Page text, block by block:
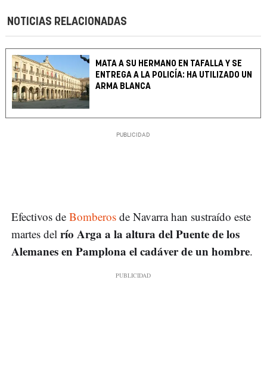
NOTICIAS RELACIONADAS
MATA A SU HERMANO EN TAFALLA Y SE
ENTREGA A LA POLICÍA: HA UTILIZADO UN
ARMA BLANCA
Efectivos de Bomberos de Navarra han sustraído este
martes del río Arga a la altura delPuente de los
Alemanes en Pamplona el cadáver de un hombre.